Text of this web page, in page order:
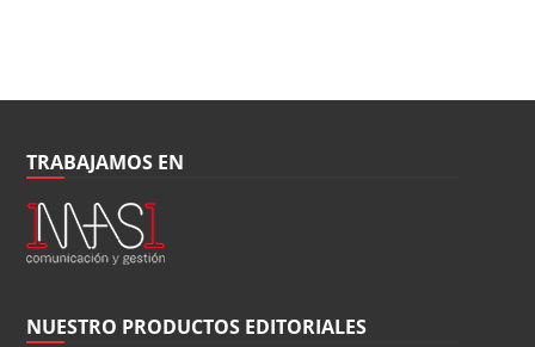
TRABAJAMOS EN
NUESTRO PRODUCTOS EDITORIALES